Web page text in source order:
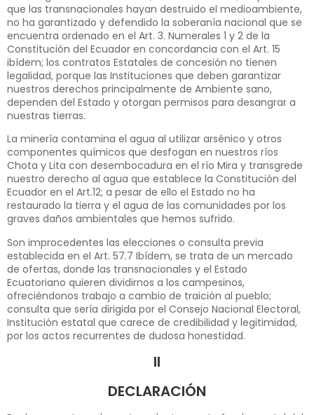
que las transnacionales hayan destruido el medioambiente,
no ha garantizado y defendido la soberanía nacional que se
encuentra ordenado en el Art. 3. Numerales 1 y 2 de la
Constitución del Ecuador en concordancia con el Art. 15
ibídem; los contratos Estatales de concesión no tienen
legalidad, porque las Instituciones que deben garantizar
nuestros derechos principalmente de Ambiente sano,
dependen del Estado y otorgan permisos para desangrar a
nuestras tierras.
La minería contamina el agua al utilizar arsénico y otros
componentes químicos que desfogan en nuestros ríos
Chota y Lita con desembocadura en el río Mira y transgrede
nuestro derecho al agua que establece la Constitución del
Ecuador en el Art.12; a pesar de ello el Estado no ha
restaurado la tierra y el agua de las comunidades por los
graves daños ambientales que hemos sufrido.
Son improcedentes las elecciones o consulta previa
establecida en el Art. 57.7 Ibídem, se trata de un mercado
de ofertas, donde las transnacionales y el Estado
Ecuatoriano quieren dividirnos a los campesinos,
ofreciéndonos trabajo a cambio de traición al pueblo;
consulta que sería dirigida por el Consejo Nacional Electoral,
Institución estatal que carece de credibilidad y legitimidad,
por los actos recurrentes de dudosa honestidad.
II
DECLARACIÓN